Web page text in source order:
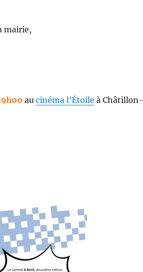
mairie,
au cinéma l’Étoile à